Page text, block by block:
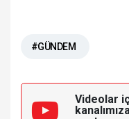
#GÜNDEM
Videolar
kanalımıza